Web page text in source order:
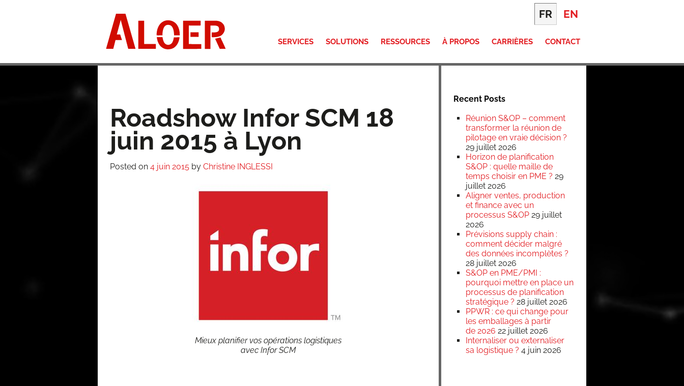
FR EN
SERVICES SOLUTIONS RESSOURCES À PROPOS CARRIÈRES CONTACT
Roadshow Infor SCM 18
juin 2015 à Lyon
Posted on 4 juin 2015 by Christine INGLESSI
Mieux pla­ni­fier vos opé­ra­tions logis­tiques
avec Infor SCM
Recent Posts
Réunion S&OP – comment
transformer la réunion de
pilotage en vraie décision ?
29 juillet 2026
Horizon de planification
S&OP : quelle maille de
temps choisir en PME ? 29
juillet 2026
Aligner ventes, production
et finance avec un
processus S&OP 29 juillet
2026
Prévisions supply chain :
comment décider malgré
des données incomplètes ?
28 juillet 2026
S&OP en PME/PMI :
pourquoi mettre en place un
processus de planification
stratégique ? 28 juillet 2026
PPWR : ce qui change pour
les emballages à partir
de 2026 22 juillet 2026
Internaliser ou externaliser
sa logistique ? 4 juin 2026